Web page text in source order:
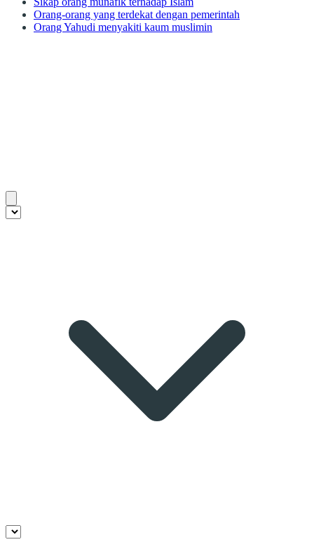
Orang-orang yang terdekat dengan pemerintah
Orang Yahudi menyakiti kaum muslimin